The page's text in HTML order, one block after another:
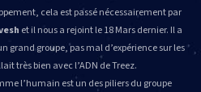
cela est passé nécessairement par
et il nous a rejoint le 18 Mars dernier. Il a
grand groupe, pas mal d’expérience sur les
très bien avec l’ADN de Treez.
l’humain est un des piliers du groupe